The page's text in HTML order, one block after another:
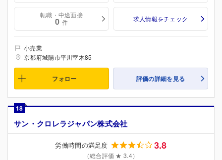
転職・中途面接
0 件 求人情報をチェック
小売業
京都府城陽市平川室木85
フォロー 評価の詳細を見る
18
サン・クロレラジャパン株式会社
労働時間の満足度 3.8
（総合評価 ★ 3.4）